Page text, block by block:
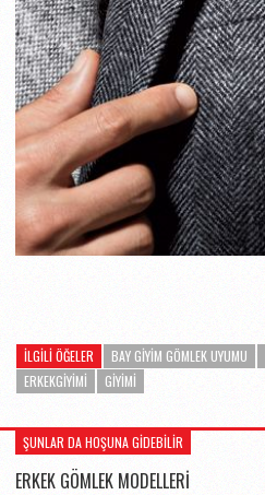
İLGILI ÖĞELER BAY GIYIM GÖMLEK UYUMU
ERKEKGIYIMI
GIYIMI
ŞUNLAR DA HOŞUNA GIDEBILIR
ERKEK GÖMLEK MODELLERİ